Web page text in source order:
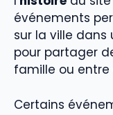
événements
sur la ville
pour partager
famille ou entre
Certains